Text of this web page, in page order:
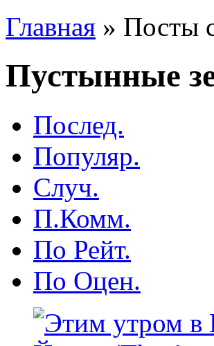
Главная » Посты
Пустынные
Послед.
Популяр.
Случ.
П.Комм.
По Рейт.
По Оцен.